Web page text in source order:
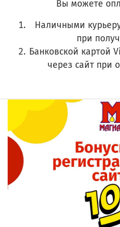
Вы можете
Наличными
при
Банковской картой
через сайт при